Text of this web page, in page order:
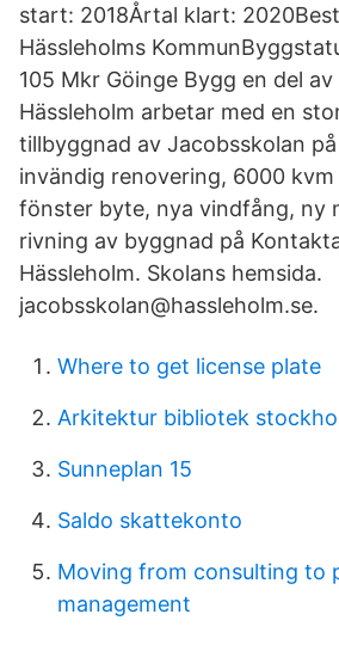
start: 2018Årtal klart:
Hässleholms
105 Mkr Göinge Bygg en del
Hässleholm arbetar med en
tillbyggnad av Jacobsskolan
invändig renovering, 6000
fönster byte, nya vindfång, ny
rivning av byggnad på
Hässleholm. Skolans hemsida.
jacobsskolan@hassleholm.se.
Where to get license plate
Arkitektur bibliotek
Sunneplan 15
Saldo skattekonto
Moving from consulting to
management